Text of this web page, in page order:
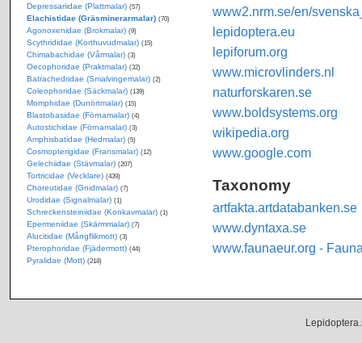
www2.nrm.se/en/
lepidoptera.eu
lepiforum.org
www.microvlinders.nl
naturforskaren.se
www.boldsystems.org
wikipedia.org
www.google.com
Taxonomy
artfakta.artdatabanken.se
www.dyntaxa.se
www.faunaeur.org -
Depressariidae (Plattmalar) (57)
Elachistidae (Gräsminerarmalar) (70)
Agonoxenidae (Brokmalar) (9)
Scythrididae (Korthuvudmalar) (15)
Chimabachidae (Vårmalar) (3)
Oecophoridae (Praktmalar) (32)
Batrachedridae (Smalvingemalar) (2)
Coleophoridae (Säckmalar) (139)
Momphidae (Dunörtmalar) (15)
Blastobasidae (Förnamalar) (4)
Autostichidae (Förnamalar) (3)
Amphisbatidae (Hedmalar) (5)
Cosmopterigidae (Fransmalar) (12)
Gelechiidae (Stävmalar) (207)
Tortricidae (Vecklare) (439)
Choreutidae (Gnidmalar) (7)
Urodidae (Signalmalar) (1)
Schreckensteiniidae (Konkavmalar) (1)
Epermeniidae (Skärmmalar) (7)
Alucitidae (Mångflikmott) (3)
Pterophoridae (Fjädermott) (44)
Pyralidae (Mott) (218)